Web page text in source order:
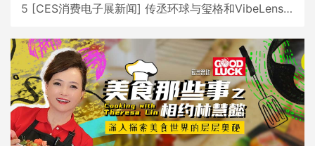
5 [CES消费电子展新闻] 传丞环球与玺格和VibeLens共同推出全新耳机